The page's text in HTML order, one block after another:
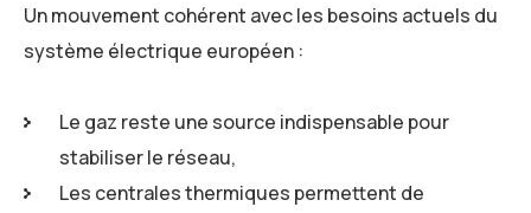
Un mouvement cohérent avec les besoins actuels du
système électrique européen :
Le gaz reste une source indispensable pour
stabiliser le réseau,
Les centrales thermiques permettent de